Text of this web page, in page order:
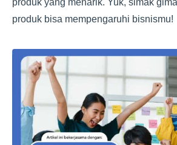
produk yang menarik. Yuk, simak
produk bisa mempengaruhi bisnismu!